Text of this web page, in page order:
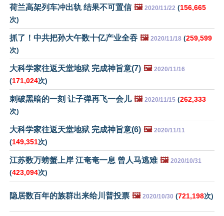
荷兰高架列车冲出轨 结果不可置信 🖼️ 2020/11/22 (156,665
次)
抓了！中共把孙大午数十亿产业全吞 🖼️ 2020/11/18 (259,599
次)
大科学家往返天堂地狱 完成神旨意(7) 🖼️ 2020/11/16
(171,024次)
刺破黑暗的一刻 让子弹再飞一会儿 🖼️ 2020/11/15 (262,333
次)
大科学家往返天堂地狱 完成神旨意(6) 🖼️ 2020/11/11
(149,351次)
江苏数万螃蟹上岸 江奄奄一息 曾人马逃难 🖼️ 2020/10/31
(423,094次)
隐居数百年的族群出来给川普投票 🖼️ 2020/10/30 (721,198次)